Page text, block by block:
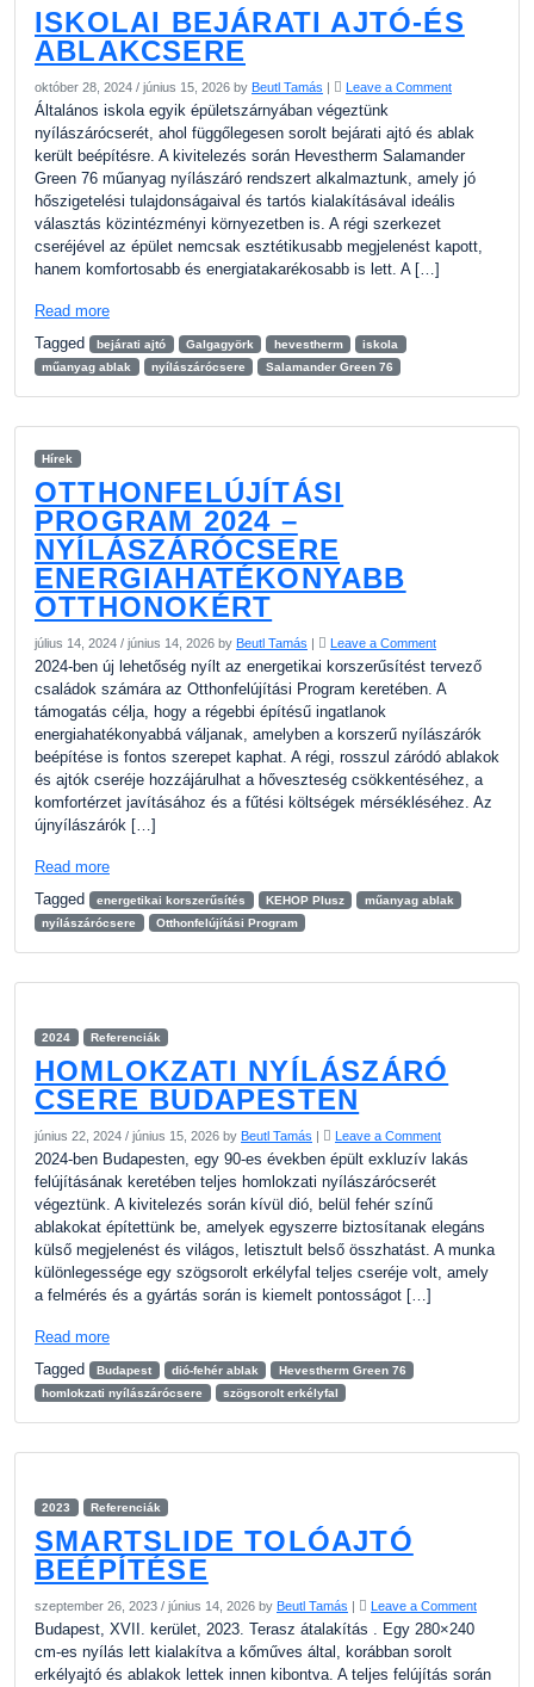
ISKOLAI BEJÁRATI AJTÓ-ÉS
ABLAKCSERE
október 28, 2024 / június 15, 2026 by Beutl Tamás | Leave a Comment
Általános iskola egyik épületszárnyában végeztünk
nyílászárócserét, ahol függőlegesen sorolt bejárati ajtó és ablak
került beépítésre. A kivitelezés során Hevestherm Salamander
Green 76 műanyag nyílászáró rendszert alkalmaztunk, amely jó
hőszigetelési tulajdonságaival és tartós kialakításával ideális
választás közintézményi környezetben is. A régi szerkezet
cseréjével az épület nemcsak esztétikusabb megjelenést kapott,
hanem komfortosabb és energiatakarékosabb is lett. A […]
Read more
Tagged
bejárati ajtó Galgagyörk hevestherm
iskola
műanyag ablak
nyílászárócsere Salamander Green 76
Hírek
OTTHONFELÚJÍTÁSI
PROGRAM 2024 –
NYÍLÁSZÁRÓCSERE
ENERGIAHATÉKONYABB
OTTHONOKÉRT
július 14, 2024 / június 14, 2026 by Beutl Tamás | Leave a Comment
2024-ben új lehetőség nyílt az energetikai korszerűsítést tervező
családok számára az Otthonfelújítási Program keretében. A
támogatás célja, hogy a régebbi építésű ingatlanok
energiahatékonyabbá váljanak, amelyben a korszerű nyílászárók
beépítése is fontos szerepet kaphat. A régi, rosszul záródó ablakok
és ajtók cseréje hozzájárulhat a hőveszteség csökkentéséhez, a
komfortérzet javításához és a fűtési költségek mérsékléséhez. Az
újnyílászárók […]
Read more
Tagged
energetikai korszerűsítés KEHOP Plusz
műanyag ablak
nyílászárócsere
Otthonfelújítási Program
2024 Referenciák
HOMLOKZATI NYÍLÁSZÁRÓ
CSERE BUDAPESTEN
június 22, 2024 / június 15, 2026 by Beutl Tamás | Leave a Comment
2024-ben Budapesten, egy 90-es években épült exkluzív lakás
felújításának keretében teljes homlokzati nyílászárócserét
végeztünk. A kivitelezés során kívül dió, belül fehér színű
ablakokat építettünk be, amelyek egyszerre biztosítanak elegáns
külső megjelenést és világos, letisztult belső összhatást. A munka
különlegessége egy szögsorolt erkélyfal teljes cseréje volt, amely
a felmérés és a gyártás során is kiemelt pontosságot […]
Read more
Tagged
Budapest dió-fehér ablak
Hevestherm Green 76
homlokzati nyílászárócsere
szögsorolt erkélyfal
2023 Referenciák
SMARTSLIDE TOLÓAJTÓ
BEÉPÍTÉSE
szeptember 26, 2023 / június 14, 2026 by Beutl Tamás | Leave a Comment
Budapest, XVII. kerület, 2023. Terasz átalakítás . Egy 280×240
cm-es nyílás lett kialakítva a kőműves által, korábban sorolt
erkélyajtó és ablakok lettek innen kibontva. A teljes felújítás során